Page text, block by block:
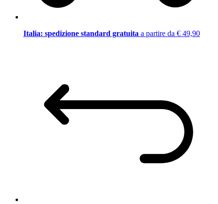
Italia: spedizione standard gratuita a partire da € 49,90